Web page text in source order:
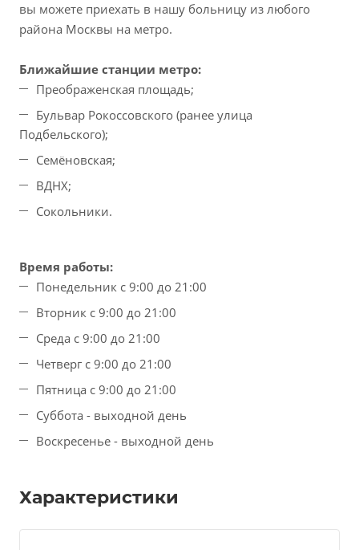
вы можете приехать в нашу больницу из любого
района Москвы на метро.
Ближайшие станции метро:
Преображенская площадь;
Бульвар Рокоссовского (ранее улица
Подбельского);
Семёновская;
ВДНХ;
Сокольники.
Время работы:
Понедельник с 9:00 до 21:00
Вторник с 9:00 до 21:00
Среда с 9:00 до 21:00
Четверг с 9:00 до 21:00
Пятница с 9:00 до 21:00
Суббота - выходной день
Воскресенье - выходной день
Характеристики